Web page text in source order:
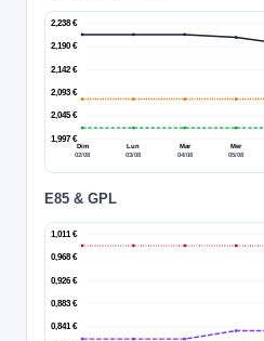
1,997 €
2,045 €
2,093 €
2,142 €
2,190 €
2,238 €
Dim
02/08
Lun
03/08
Mar
04/08
Mer
05/08
E85 & GPL
0,841 €
0,883 €
0,926 €
0,968 €
1,011 €